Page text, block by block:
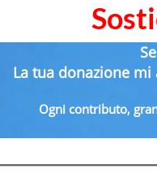
La tua donazione
Ogni contributo,